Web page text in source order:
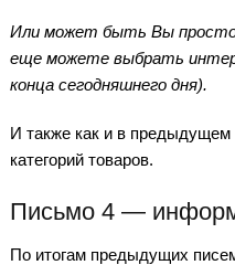
Или может быть Вы просто
еще можете выбрать
конца сегодняшнего дня).
И также как и в
категорий товаров.
Письмо 4 —
По итогам предыдущих